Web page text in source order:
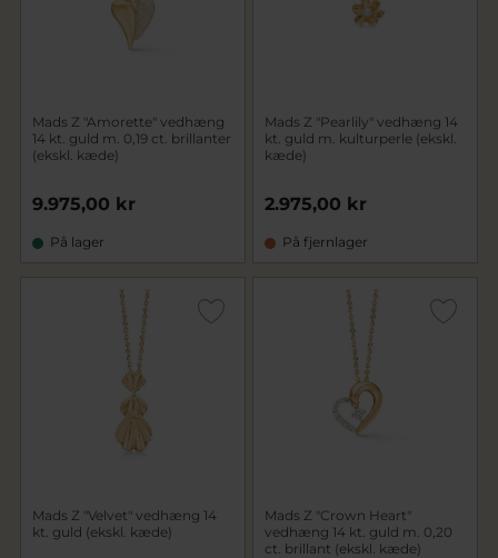
Mads Z "Amorette" vedhæng
14 kt. guld m. 0,19 ct. brillanter
(ekskl. kæde)
9.975,00 kr
På lager
Mads Z "Pearlily" vedhæng 14
kt. guld m. kulturperle (ekskl.
kæde)
2.975,00 kr
På fjernlager
Mads Z "Velvet" vedhæng 14
kt. guld (ekskl. kæde)
Mads Z "Crown Heart"
vedhæng 14 kt. guld m. 0,20
ct. brillant (ekskl. kæde)